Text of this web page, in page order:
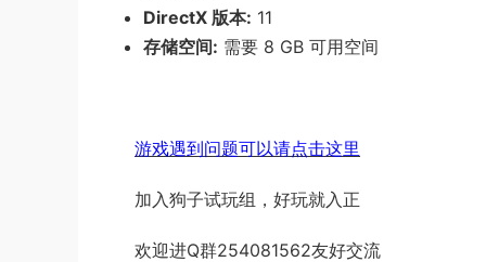
DirectX 版本: 11
存储空间: 需要 8 GB 可用空间
游戏遇到问题可以请点击这里
加入狗子试玩组，好玩就入正
欢迎进Q群254081562友好交流